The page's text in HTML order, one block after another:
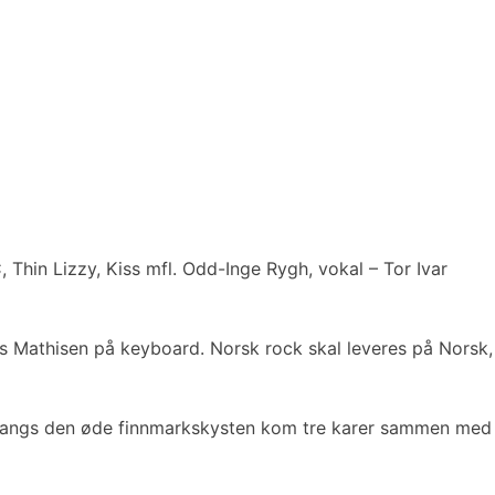
Lizzy, Kiss mfl. Odd-Inge Rygh, vokal – Tor Ivar
Mathisen på keyboard. Norsk rock skal leveres på Norsk,
den øde finnmarkskysten kom tre karer sammen med